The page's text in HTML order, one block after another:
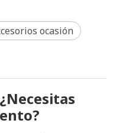
ocasión